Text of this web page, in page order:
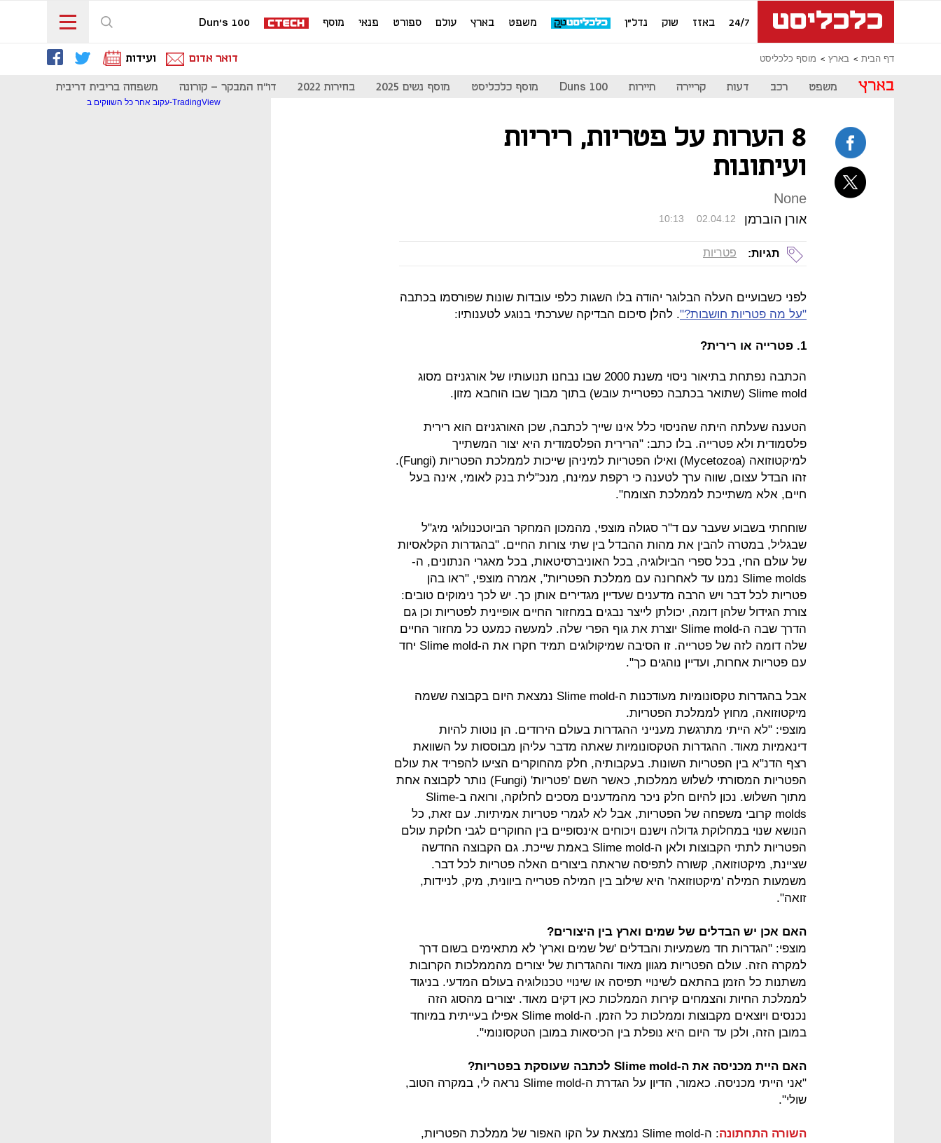
24/7 באזז שוק נדל"ן משפט בארץ עולם ספורט פנאי מוסף Dun's 100
דף הבית בארץ מוסף כלכליסט דואר אדום ועידות
בארץ משפט רכב דעות קריירה תיירות Duns 100 מוסף כלכליסט מוסף נשים 2025 בחירות 2022 דו"ח המבקר - קורונה משפחה בריבית דריבית
8 הערות על פטריות, ריריות
ועיתונות
None
אורן הוברמן 10:13 02.04.12
תגיות: פטריות
לפני כשבועיים העלה הבלוגר יהודה בלו השגות כלפי עובדות שונות שפורסמו בכתבה
"על מה פטריות חושבות?". להלן סיכום הבדיקה שערכתי בנוגע לטענותיו:
1. פטרייה או רירית?
הכתבה נפתחת בתיאור ניסוי משנת 2000 שבו נבחנו תנועותיו של אורגניזם מסוג
Slime mold (שתואר בכתבה כפטריית עובש) בתוך מבוך שבו הוחבא מזון.
הטענה שעלתה היתה שהניסוי כלל אינו שייך לכתבה, שכן האורגניזם הוא רירית
פלסמודית ולא פטרייה. בלו כתב: "הרירית הפלסמודית היא יצור המשתייך
למיקטוזואה (Mycetozoa) ואילו הפטריות למיניהן שייכות לממלכת הפטריות (Fungi).
זהו הבדל עצום, שווה ערך לטענה כי רקפת עמינח, מנכ"לית בנק לאומי, אינה בעל
חיים, אלא משתייכת לממלכת הצומח".
שוחחתי בשבוע שעבר עם ד"ר סגולה מוצפי, מהמכון המחקר הביוטכנולוגי מיג"ל
שבגליל, במטרה להבין את מהות ההבדל בין שתי צורות החיים. "בהגדרות הקלאסיות
של עולם החי, בכל ספרי הביולוגיה, בכל האוניברסיטאות, בכל מאגרי הנתונים, ה-
Slime molds נמנו עד לאחרונה עם ממלכת הפטריות", אמרה מוצפי, "ראו בהן
פטריות לכל דבר ויש הרבה מדענים שעדיין מגדירים אותן כך. יש לכך נימוקים טובים:
צורת הגידול שלהן דומה, יכולתן לייצר נבגים במחזור החיים אופיינית לפטריות וכן גם
הדרך שבה ה-Slime mold יוצרת את גוף הפרי שלה. למעשה כמעט כל מחזור החיים
שלה דומה לזה של פטרייה. זו הסיבה שמיקולוגים תמיד חקרו את ה-Slime mold יחד
עם פטריות אחרות, ועדיין נוהגים כך".
אבל בהגדרות טקסונומיות מעודכנות ה-Slime mold נמצאת היום בקבוצה ששמה
מיקטוזואה, מחוץ לממלכת הפטריות.
מוצפי: "לא הייתי מתרגשת מענייני ההגדרות בעולם הירודים. הן נוטות להיות
דינאמיות מאוד. ההגדרות הטקסונומיות שאתה מדבר עליהן מבוססות על השוואת
רצף הדנ"א בין הפטריות השונות. בעקבותיה, חלק מהחוקרים הציעו להפריד את עולם
הפטריות המסורתי לשלוש ממלכות, כאשר השם 'פטריות' (Fungi) נותר לקבוצה אחת
מתוך השלוש. נכון להיום חלק ניכר מהמדענים מסכים לחלוקה, ורואה ב-Slime
molds קרובי משפחה של הפטריות, אבל לא לגמרי פטריות אמיתיות. עם זאת, כל
הנושא שנוי במחלוקת גדולה וישנם ויכוחים אינסופיים בין החוקרים לגבי חלוקת עולם
הפטריות לתתי הקבוצות ולאן ה-Slime mold באמת שייכת. גם הקבוצה החדשה
שציינת, מיקטוזואה, קשורה לתפיסה שראתה ביצורים האלה פטריות לכל דבר.
משמעות המילה 'מיקטוזואה' היא שילוב בין המילה פטרייה ביוונית, מיק, לניידות,
זואה".
האם אכן יש הבדלים של שמים וארץ בין היצורים?
מוצפי: "הגדרות חד משמעיות והבדלים 'של שמים וארץ' לא מתאימים בשום דרך
למקרה הזה. עולם הפטריות מגוון מאוד וההגדרות של יצורים מהממלכות הקרובות
משתנות כל הזמן בהתאם לשינויי תפיסה או שינויי טכנולוגיה בעולם המדעי. בניגוד
לממלכת החיות והצמחים קירות הממלכות כאן דקים מאוד. יצורים מהסוג הזה
נכנסים ויוצאים מקבוצות וממלכות כל הזמן. ה-Slime mold אפילו בעייתית במיוחד
במובן הזה, ולכן עד היום היא נופלת בין הכיסאות במובן הטקסונומי".
האם היית מכניסה את ה-Slime mold לכתבה שעוסקת בפטריות?
"אני הייתי מכניסה. כאמור, הדיון על הגדרת ה-Slime mold נראה לי, במקרה הטוב,
שולי".
השורה התחתונה
: ה-Slime mold נמצאת על הקו האפור של ממלכת הפטריות,
עקוב אחר כל השווקים ב-TradingView